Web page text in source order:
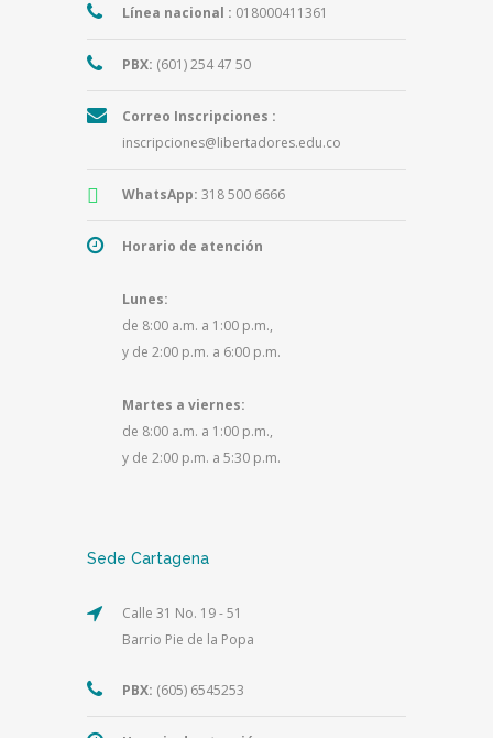
Línea nacional : 018000411361
PBX: (601) 254 47 50
Correo Inscripciones :
inscripciones@libertadores.edu.co
WhatsApp: 318 500 6666
Horario de atención
Lunes:
de 8:00 a.m. a 1:00 p.m.,
y de 2:00 p.m. a 6:00 p.m.
Martes a viernes:
de 8:00 a.m. a 1:00 p.m.,
y de 2:00 p.m. a 5:30 p.m.
Sede Cartagena
Calle 31 No. 19 - 51
Barrio Pie de la Popa
PBX: (605) 6545253